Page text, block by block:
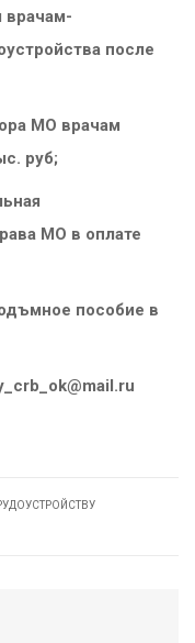
врачам-
после
МО врачам
руб;
МО в оплате
пособие в